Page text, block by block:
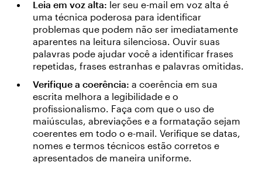
Leia em voz alta: ler seu e-mail em voz alta é
uma técnica poderosa para identificar
problemas que podem não ser imediatamente
aparentes na leitura silenciosa. Ouvir suas
palavras pode ajudar você a identificar frases
repetidas, frases estranhas e palavras omitidas.
Verifique a coerência: a coerência em sua
escrita melhora a legibilidade e o
profissionalismo. Faça com que o uso de
maiúsculas, abreviações e a formatação sejam
coerentes em todo o e-mail. Verifique se datas,
nomes e termos técnicos estão corretos e
apresentados de maneira uniforme.